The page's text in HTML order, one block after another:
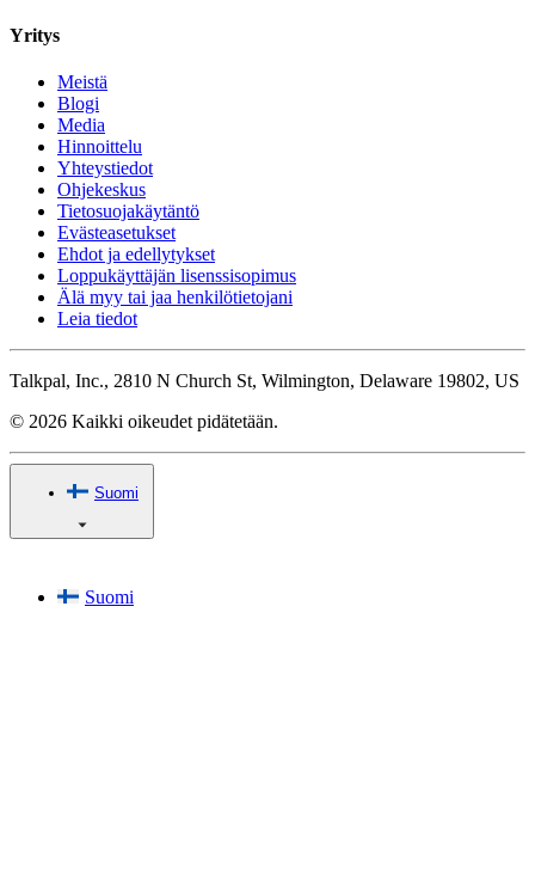
Yritys
Meistä
Blogi
Media
Hinnoittelu
Yhteystiedot
Ohjekeskus
Tietosuojakäytäntö
Evästeasetukset
Ehdot ja edellytykset
Loppukäyttäjän lisenssisopimus
Älä myy tai jaa henkilötietojani
Leia tiedot
Talkpal, Inc., 2810 N Church St, Wilmington, Delaware 19802, US
© 2026 Kaikki oikeudet pidätetään.
Suomi
Suomi